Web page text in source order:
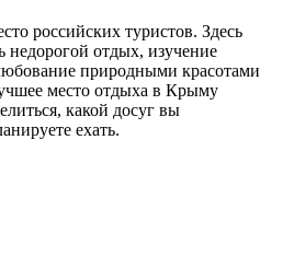
российских туристов. Здесь
недорогой отдых, изучение
природными красотами
место отдыха в Крыму
какой досуг вы
ехать.